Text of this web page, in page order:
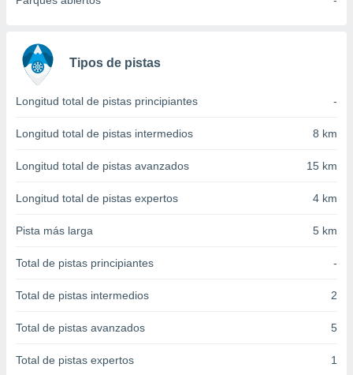
e
mediante
publicidad
1199
Tipos de pistas
Longitud total de pistas principiantes -
Longitud total de pistas intermedios 8 km
Longitud total de pistas avanzados 15 km
Longitud total de pistas expertos 4 km
Pista más larga 5 km
Total de pistas principiantes -
Total de pistas intermedios 2
Total de pistas avanzados 5
Total de pistas expertos 1